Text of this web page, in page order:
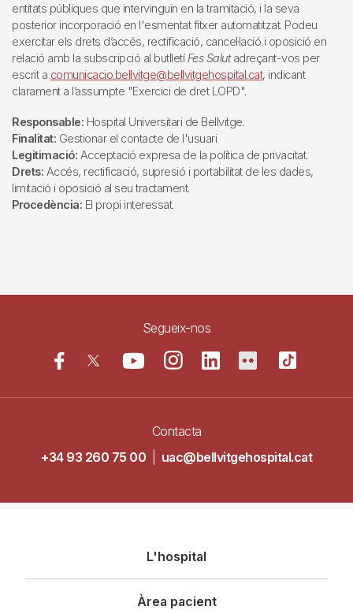
entitats públiques que intervinguin en la tramitació, i la seva
posterior incorporació en l'esmentat fitxer automatitzat. Podeu
exercitar els drets d’accés, rectificació, cancel·lació i oposició en
relació amb la subscripció al butlletí Fes Salutadreçant-vos per
escrit a comunicacio.bellvitge@bellvitgehospital.cat, indicant
clarament a l’assumpte "Exercici de dret LOPD".
Responsable: Hospital Universitari de Bellvitge.
Finalitat: Gestionar el contacte de l'usuari
Legitimació: Acceptació expresa de la política de privacitat.
Drets: Accés, rectificació, supresió i portabilitat de les dades,
limitació i oposició al seu tractament.
Procedència: El propi interessat.
Segueix-nos
Contacta
+34 93 260 75 00
uac@bellvitgehospital.cat
principal
L'hospital
Àrea pacient